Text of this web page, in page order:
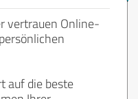
vertrauen Online-
auf die beste